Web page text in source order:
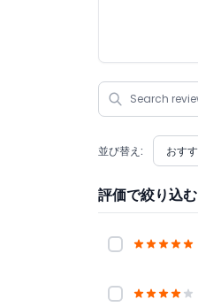
並び替え:
評価で絞り込む